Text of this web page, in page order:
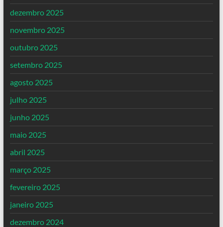
dezembro 2025
novembro 2025
outubro 2025
setembro 2025
agosto 2025
julho 2025
junho 2025
maio 2025
abril 2025
março 2025
fevereiro 2025
janeiro 2025
dezembro 2024